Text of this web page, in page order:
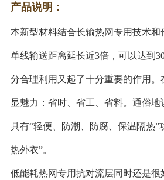
产品说明：
本新型材料结合长输热网专用技术和
单线输送距离延长近3倍，可以达到
分合理利用又起了十分重要的作用。
显魅力：省时、省工、省料。通俗地
具有“轻便、防潮、防腐、保温隔热”
热外衣”。
低能耗热网专用抗对流层同时还是很